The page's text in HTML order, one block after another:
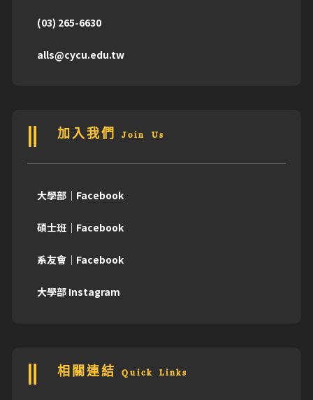
(03) 265-6630
alls@cycu.edu.tw
加入我們 Join Us
大學部｜Facebook
碩士班｜Facebook
系友會｜Facebook
大學部 Instagram
相關連結 Quick Links